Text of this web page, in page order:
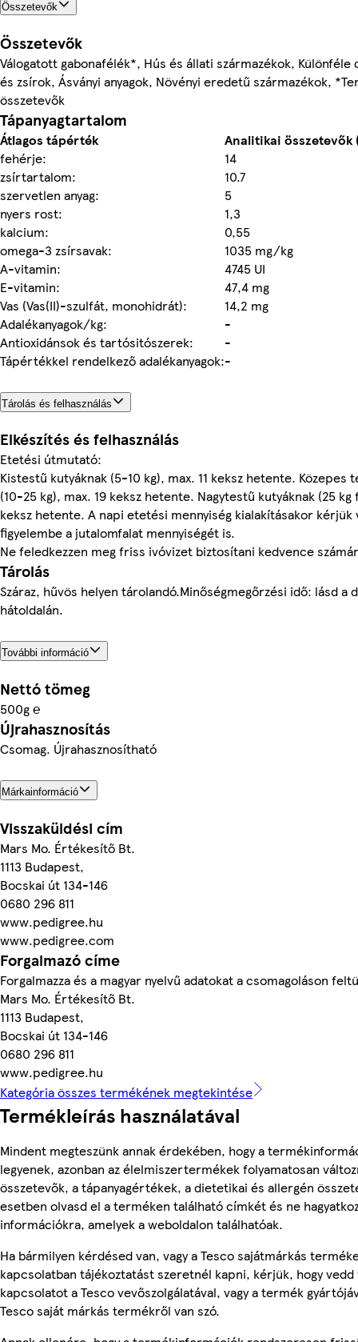
Összetevők
Összetevők
Válogatott gabonafélék*, Hús és állati származékok, Különféle
és zsírok, Ásványi anyagok, Növényi eredetű származékok,
összetevők
Tápanyagtartalom
Átlagos tápérték
Analitikai összetevők
fehérje:
14
zsírtartalom:
10.7
szervetlen anyag:
5
nyers rost:
1,3
kalcium:
0,55
omega-3 zsírsavak:
1035 mg/kg
A-vitamin:
4745 UI
E-vitamin:
47,4 mg
Vas (Vas(II)-szulfát, monohidrát):
14,2 mg
Adalékanyagok/kg:
-
Antioxidánsok és tartósitószerek:
-
Tápértékkel rendelkező adalékanyagok:-
Tárolás és felhasználás
Elkészítés és felhasználás
Etetési útmutató:
Kistestű kutyáknak (5-10 kg), max. 11 keksz hetente. Közepes
(10-25 kg), max. 19 keksz hetente. Nagytestű kutyáknak (25
keksz hetente. A napi etetési mennyiség kialakításakor kérjük
figyelembe a jutalomfalat mennyiségét is.
Ne feledkezzen meg friss ivóvizet biztosítani kedvence
Tárolás
Száraz, hűvös helyen tárolandó.Minőségmegőrzési idő: lásd a
hátoldalán.
További információ
Nettó tömeg
500g ℮
Újrahasznosítás
Csomag. Újrahasznosítható
Márkainformáció
Visszaküldési cím
Mars Mo. Értékesítő Bt.
1113 Budapest,
Bocskai út 134-146
0680 296 811
www.pedigree.hu
www.pedigree.com
Forgalmazó címe
Forgalmazza és a magyar nyelvű adatokat a csomagoláson
Mars Mo. Értékesítő Bt.
1113 Budapest,
Bocskai út 134-146
0680 296 811
www.pedigree.hu
Kategória összes termékének megtekintése
Termékleírás használatával
Mindent megteszünk annak érdekében, hogy a
legyenek, azonban az élelmiszertermékek folyamatosan
összetevők, a tápanyagértékek, a dietetikai és allergén
esetben olvasd el a terméken található címkét és ne
információkra, amelyek a weboldalon találhatóak.
Ha bármilyen kérdésed van, vagy a Tesco sajátmárkás
kapcsolatban tájékoztatást szeretnél kapni, kérjük, hogy vedd
kapcsolatot a Tesco vevőszolgálatával, vagy a termék
Tesco saját márkás termékről van szó.